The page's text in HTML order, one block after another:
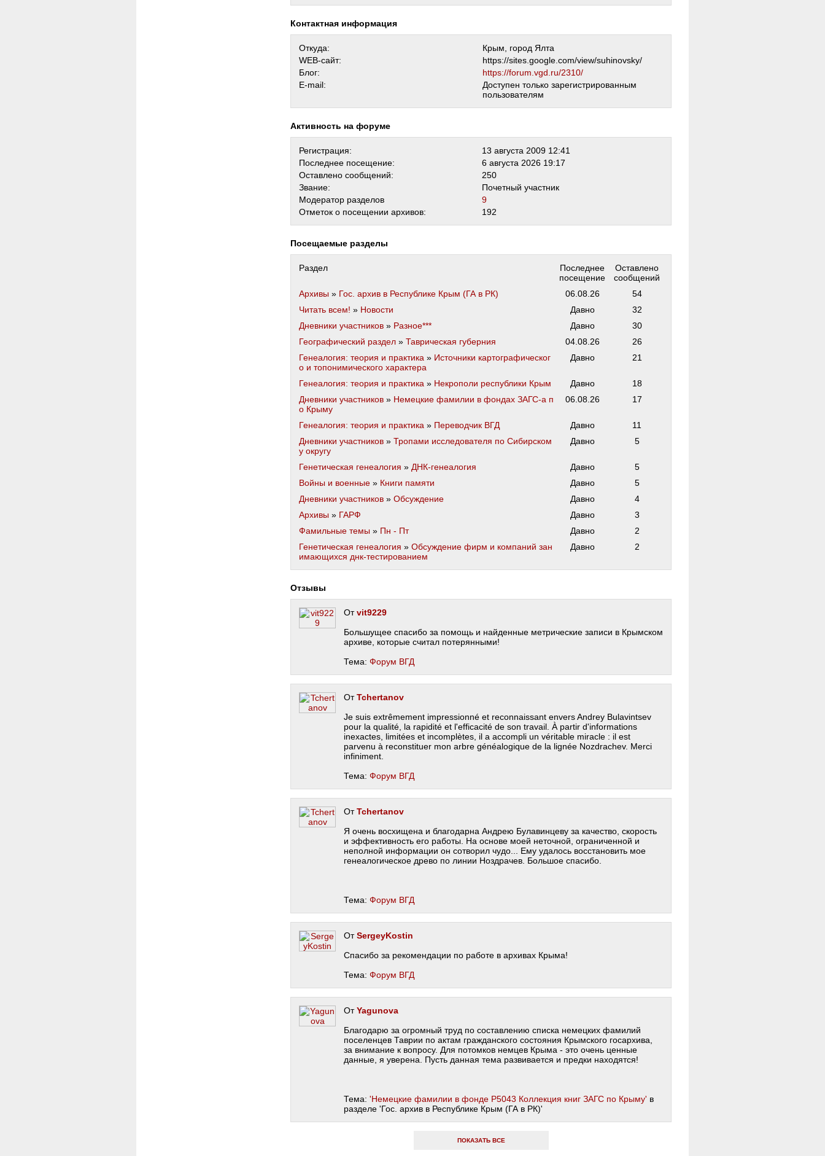
Контактная информация
Откуда:
Крым, город Ялта
WEB-сайт:
https://sites.google.com/view/suhinovsky/
Блог:
https://forum.vgd.ru/2310/
E-mail:
Доступен только зарегистрированным
пользователям
Активность на форуме
Регистрация:
13 августа 2009 12:41
Последнее посещение:
6 августа 2026 19:17
Оставлено сообщений:
250
Звание:
Почетный участник
Модератор разделов
9
Отметок о посещении архивов:
192
Посещаемые разделы
Раздел
Последнее
посещение
Оставлено
сообщений
Архивы » Гос. архив в Республике Крым (ГА в РК) 06.08.26
54
Читать всем! » Новости Давно
32
Дневники участников » Разное*** Давно
30
Географический раздел » Таврическая губерния 04.08.26
26
Генеалогия: теория и практика » Источники картографическог
о и топонимического характера
Давно 21
Генеалогия: теория и практика » Некрополи республики Крым Давно
18
Дневники участников » Немецкие фамилии в фондах ЗАГС-а п
о Крыму
06.08.26 17
Генеалогия: теория и практика » Переводчик ВГД Давно
11
Дневники участников » Тропами исследователя по Сибирском
у округу
Давно 5
Генетическая генеалогия » ДНК-генеалогия Давно
5
Войны и военные » Книги памяти Давно
5
Дневники участников » Обсуждение Давно
4
Архивы » ГАРФ Давно
3
Фамильные темы » Пн - Пт Давно
2
Генетическая генеалогия » Обсуждение фирм и компаний зан
имающихся днк-тестированием
Давно 2
Отзывы
Отvit9229
Большущее спасибо за помощь и найденные метрические записи в Крымском
архиве, которые считал потерянными!
Тема: Форум ВГД
ОтTchertanov
Je suis extrêmement impressionné et reconnaissant envers Andrey Bulavintsev
pour la qualité, la rapidité et l'efficacité de son travail. À partir d'informations
inexactes, limitées et incomplètes, il a accompli un véritable miracle : il est
parvenu à reconstituer mon arbre généalogique de la lignée Nozdrachev. Merci
infiniment.
Тема: Форум ВГД
ОтTchertanov
Я очень восхищена и благодарна Андрею Булавинцеву за качество, скорость
и эффективность его работы. На основе моей неточной, ограниченной и
неполной информации он сотворил чудо... Ему удалось восстановить мое
генеалогическое древо по линии Ноздрачев. Большое спасибо.
Тема: Форум ВГД
ОтSergeyKostin
Спасибо за рекомендации по работе в архивах Крыма!
Тема: Форум ВГД
ОтYagunova
Благодарю за огромный труд по составлению списка немецких фамилий
поселенцев Таврии по актам гражданского состояния Крымского госархива,
за внимание к вопросу. Для потомков немцев Крыма - это очень ценные
данные, я уверена. Пусть данная тема развивается и предки находятся!
Тема: 'Немецкие фамилии в фонде Р5043 Коллекция книг ЗАГС по Крыму' в
разделе 'Гос. архив в Республике Крым (ГА в РК)'
ПОКАЗАТЬ ВСЕ